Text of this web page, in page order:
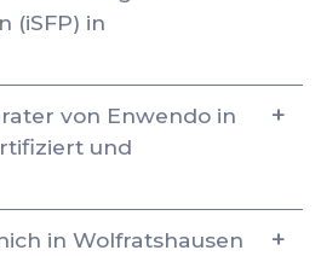
(iSFP) in
von Enwendo in
und
in Wolfratshausen